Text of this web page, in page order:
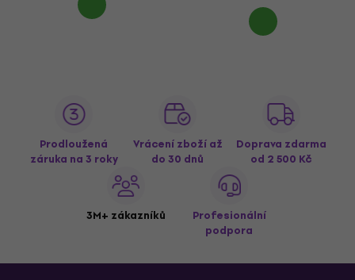
Prodloužená
záruka na 3 roky
Vrácení zboží až
do 30 dnů
Doprava zdarma
od 2 500 Kč
3M+ zákazníků
Profesionální
podpora